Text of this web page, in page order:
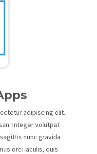
adipiscing elit.
Integer volutpat
nunc gravida
orci iaculis, quis